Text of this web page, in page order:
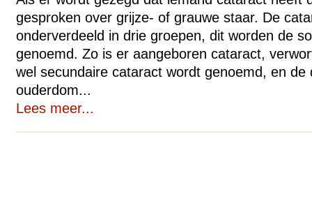
gesproken over grijze- of grauwe staar. De
onderverdeeld in drie groepen, dit worden de
genoemd. Zo is er aangeboren cataract,
wel secundaire cataract wordt genoemd, en de
ouderdom...
Lees meer...